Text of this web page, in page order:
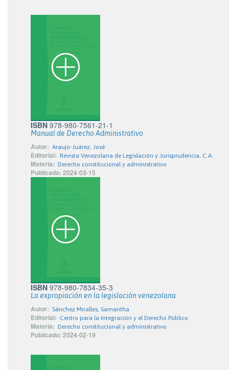
ISBN 978-980-7561-21-1
Manual de Derecho Administrativo
Autor: Araujo-Juárez, José
Editorial: Revista Venezolana de Legislación y Jurisprudencia, C.A.
Materia: Derecho constitucional y administrativo
Publicado: 2024-03-15
ISBN 978-980-7834-35-3
La expropiación en la legislación venezolana
Autor: Sánchez Miralles, Samantha
Editorial: Centro para la Integración y el Derecho Público
Materia: Derecho constitucional y administrativo
Publicado: 2024-02-19